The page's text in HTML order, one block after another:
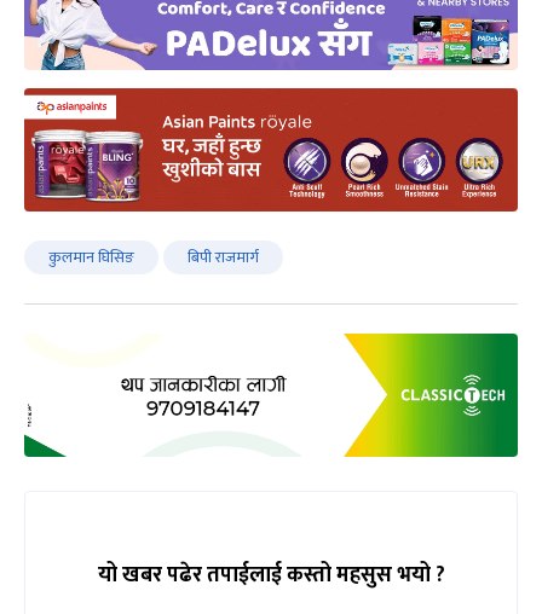
कुलमान घिसिङ बिपी राजमार्ग
यो खबर पढेर तपाईलाई कस्तो महसुस भयो ?